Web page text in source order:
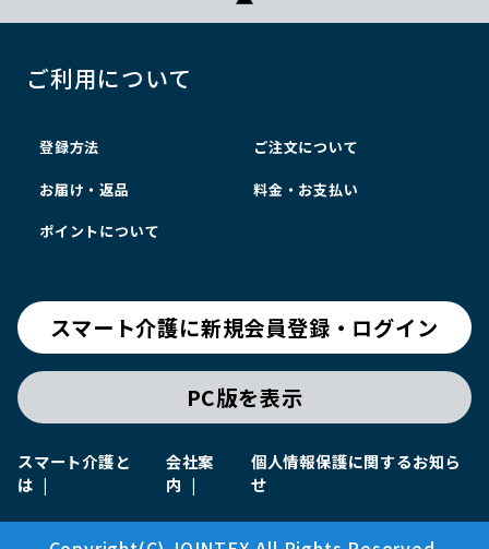
ご利用について
登録方法 ご注文について
お届け・返品 料金・お支払い
ポイントについて
スマート介護に新規会員登録・ログイン
PC版を表示
スマート介護と
は
会社案
内
個人情報保護に関するお知ら
せ